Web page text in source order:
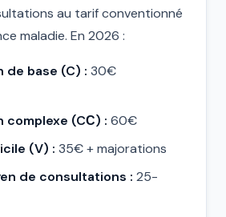
au tarif conventionné
maladie. En 2026 :
de base (C) : 30€
complexe (CС) : 60€
(V) : 35€ + majorations
de consultations : 25-